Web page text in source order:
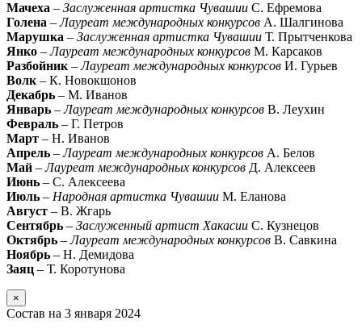
Мачеха – Заслуженная артистка Чувашии С. Ефремова
Голена –Лауреат международных конкурсов А. Шалгинова
Марушка – Заслуженная артистка Чувашии Т. Прытченкова
Янко –Лауреат международных конкурсов М. Карсаков
Разбойник –Лауреат международных конкурсов И. Гурьев
Волк – К. Новокшонов
Декабрь – М. Иванов
Январь –Лауреат международных конкурсов В. Леухин
Февраль – Г. Петров
Март – Н. Иванов
Апрель –Лауреат международных конкурсов А. Белов
Май –Лауреат международных конкурсов Д. Алексеев
Июнь – С. Алексеева
Июль – Народная артистка Чувашии М. Еланова
Август – В. Жгарь
Сентябрь – Заслуженный артист Хакасии С. Кузнецов
Октябрь –Лауреат международных конкурсов В. Савкина
Ноябрь – Н. Демидова
Заяц – Т. Коротунова
×
Состав на 3 января 2024